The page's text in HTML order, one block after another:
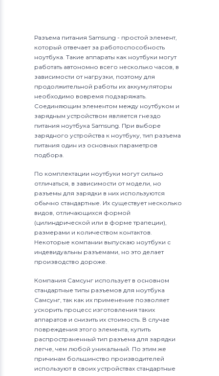
Разъема питания Samsung - простой элемент,
который отвечает за работоспособность
ноутбука. Такие аппараты как ноутбуки могут
работать автономно всего несколько часов, в
зависимости от нагрузки, поэтому для
продолжительной работы их аккумуляторы
необходимо вовремя подзаряжать.
Соединяющим элементом между ноутбуком и
зарядным устройством является гнездо
питания ноутбука Samsung. При выборе
зарядного устройства к ноутбуку, тип разъема
питания один из основных параметров
подбора.
По комплектации ноутбуки могут сильно
отличаться, в зависимости от модели, но
разъемы для зарядки в них используются
обычно стандартные. Их существует несколько
видов, отличающихся формой
(цилиндрической или в форме трапеции),
размерами и количеством контактов.
Некоторые компании выпускаю ноутбуки с
индевидуальны разъемами, но это делает
производство дороже.
Компания Самсунг использует в основном
стандартные типы разъемов для ноутбука
Самсунг, так как их применение позволяет
ускорить процесс изготовления таких
аппаратов и снизить их стоимость. В случае
повреждения этого элемента, купить
распространенный тип разъема для зарядки
легче, чем любой уникальный. По этим же
причинам большинство производителей
используют в своих устройствах стандартные